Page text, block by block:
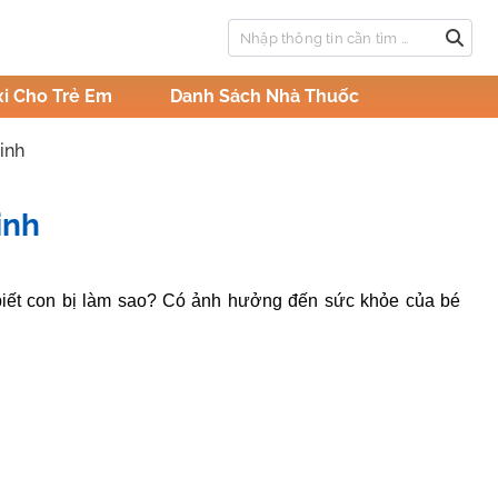
Cho Trẻ Em Danh Sách Nhà Thuốc
con bị làm sao? Có ảnh hưởng đến sức khỏe của bé